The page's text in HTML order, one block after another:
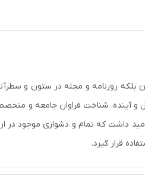
بلکه روزنامه و مجله در ستون و
آینده، شناخت فراوان جامعه و
داشت که تمام و دشواری موجود در
قرار گیرد.